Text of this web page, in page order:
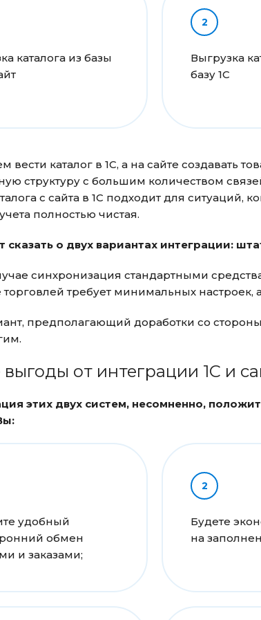
каталога из базы
Выгрузка
базу 1С
вести каталог в 1С, а на сайте создавать
структуру с большим количеством
с сайта в 1С подходит для
полностью чистая.
сказать о двух вариантах интеграции:
синхронизация стандартными
требует минимальных
предполагающий доработки со стороны
выгоды от интеграции 1С и
этих двух систем, несомненно,
удобный
обмен
и заказами;
Будете
на